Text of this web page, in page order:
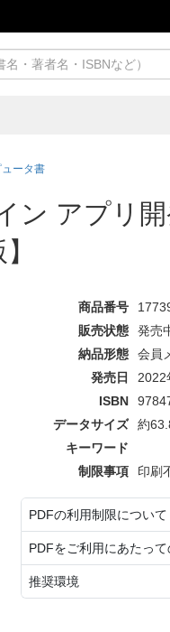
ータ書
ン アプリ
商品番号
販売状態
発売
納品形態
会員
発売日
2022
ISBN
データサイズ
約
キーワード
制限事項
印刷
PDFの利用制限について
PDFをご利用にあたっ
推奨環境